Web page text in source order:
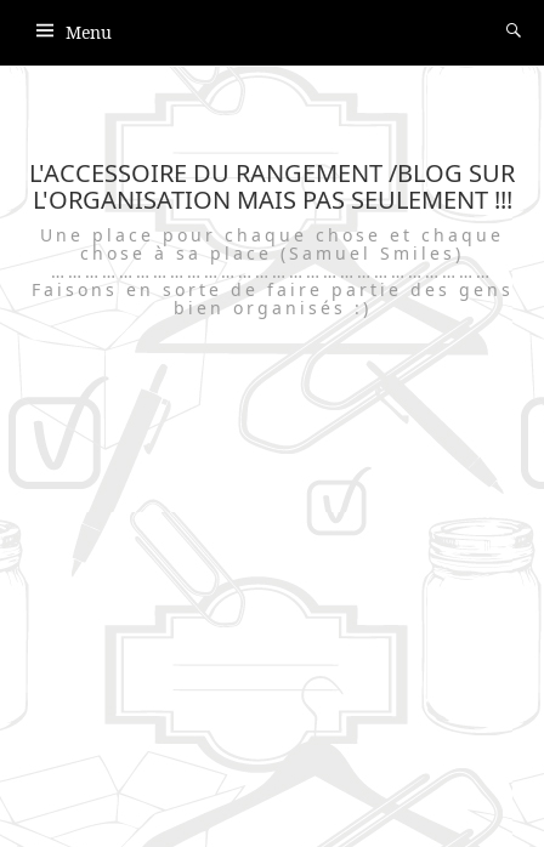
Menu
L'ACCESSOIRE DU RANGEMENT /BLOG SUR
L'ORGANISATION MAIS PAS SEULEMENT !!!
Une place pour chaque chose et chaque
chose à sa place (Samuel Smiles)
……………………………………………………………………
Faisons en sorte de faire partie des gens
bien organisés :)